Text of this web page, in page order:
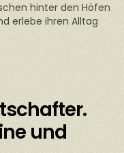
hinter den Höfen
erlebe ihren Alltag
und